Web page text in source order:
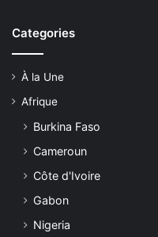
Categories
À la Une
Afrique
Burkina Faso
Cameroun
Côte d'Ivoire
Gabon
Nigeria